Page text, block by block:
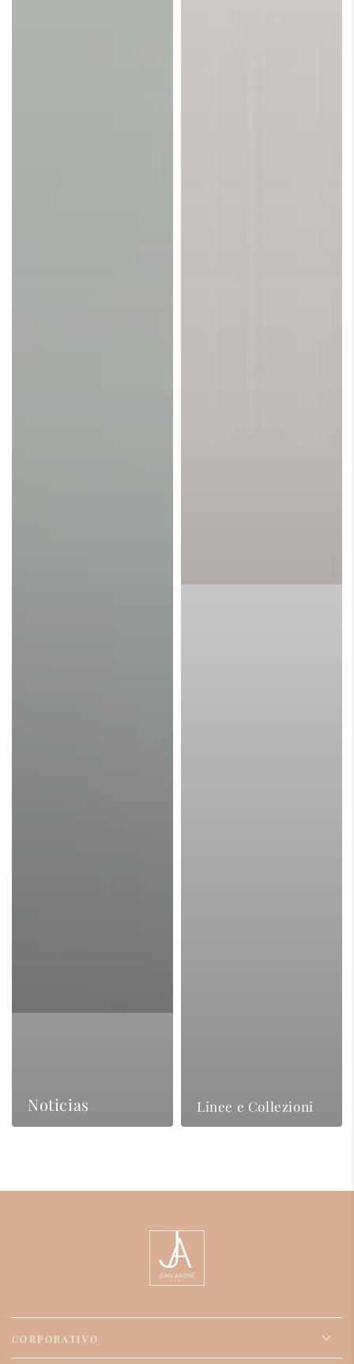
Noticias Linee e Collezioni
CORPORATIVO